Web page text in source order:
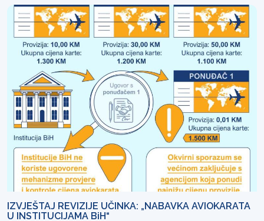
IZVJEŠTAJ REVIZIJE UČINKA: „NABAVKA AVIOKARATA
U INSTITUCIJAMA BiH“